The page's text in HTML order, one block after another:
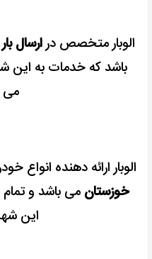
الوبار متخصص درارسال
باشد که خدمات به این
می
الوبار ارائه دهنده انواع
خوزستان می باشد و تمام
این